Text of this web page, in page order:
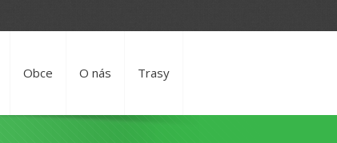
Obce O nás Trasy